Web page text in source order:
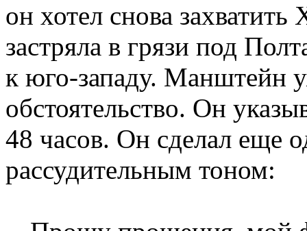
он хотел снова
застряла в грязи под
к юго-западу. Манштейн
обстоятельство. Он
48 часов. Он сделал еще
рассудительным тоном: